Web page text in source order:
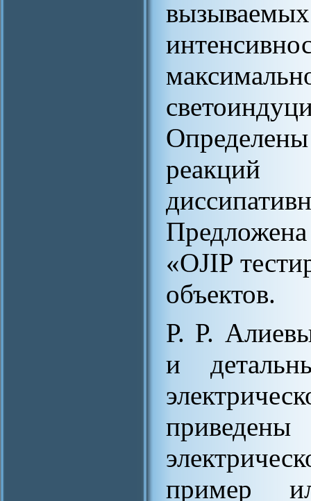
реакций
Предложена
«OJIP
объектов.
Р. Р.
и
пример